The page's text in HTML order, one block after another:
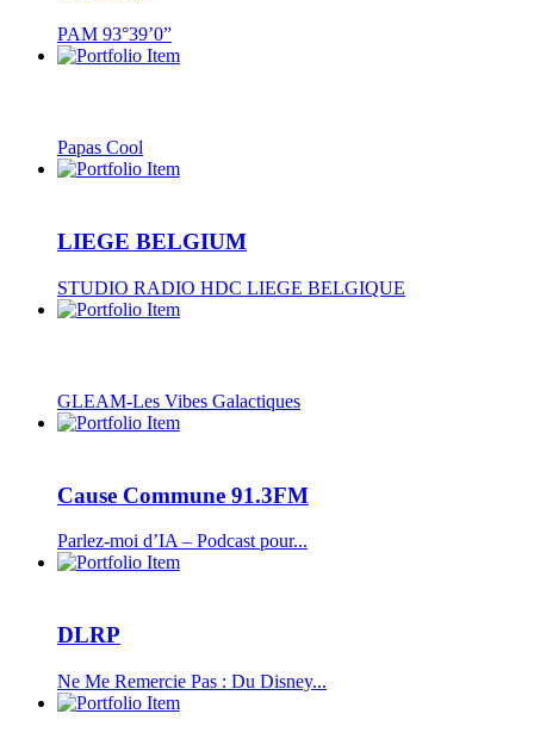
PAM 93°39’0”
Papas Cool
LIEGE BELGIUM
STUDIO RADIO HDC LIEGE BELGIQUE
GLEAM-Les Vibes Galactiques
Cause Commune 91.3FM
Parlez-moi d’IA – Podcast pour...
DLRP
Ne Me Remercie Pas : Du Disney...